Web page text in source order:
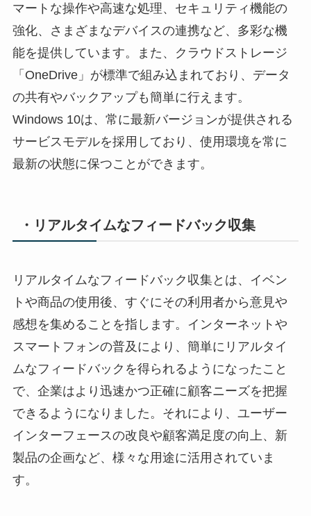
マートな操作や高速な処理、セキュリティ機能の
強化、さまざまなデバイスの連携など、多彩な機
能を提供しています。また、クラウドストレージ
「OneDrive」が標準で組み込まれており、データ
の共有やバックアップも簡単に行えます。
Windows 10は、常に最新バージョンが提供される
サービスモデルを採用しており、使用環境を常に
最新の状態に保つことができます。
・リアルタイムなフィードバック収集
リアルタイムなフィードバック収集とは、イベン
トや商品の使用後、すぐにその利用者から意見や
感想を集めることを指します。インターネットや
スマートフォンの普及により、簡単にリアルタイ
ムなフィードバックを得られるようになったこと
で、企業はより迅速かつ正確に顧客ニーズを把握
できるようになりました。それにより、ユーザー
インターフェースの改良や顧客満足度の向上、新
製品の企画など、様々な用途に活用されていま
す。